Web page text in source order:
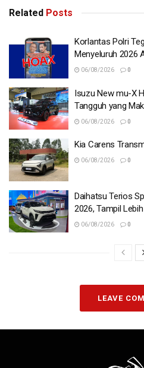
Related Posts
Korlantas Polri
Menyeluruh 2026
06/08/2026 0
Isuzu New mu-X
Tangguh yang
06/08/2026 0
Kia Carens
06/08/2026 0
Daihatsu Terios
2026, Tampil
06/08/2026 0
LEAVE